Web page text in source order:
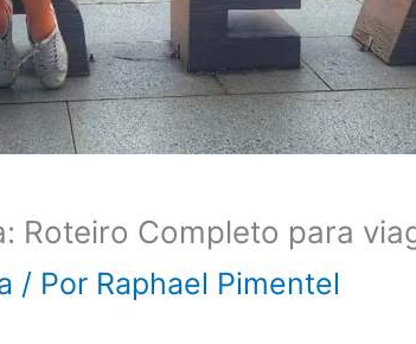
Roteiro Completo para
/ Por Raphael Pimentel